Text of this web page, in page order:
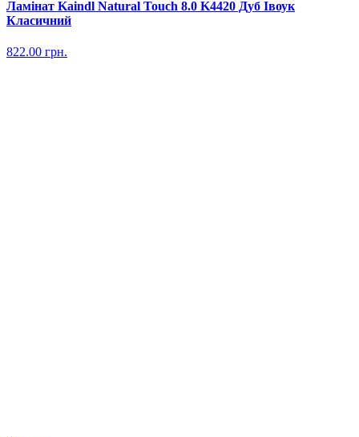
Ламінат Kaindl Natural Touch 8.0 K4420 Дуб Івоук
Класичний
822.00 грн.